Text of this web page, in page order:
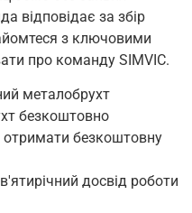
відповідає за збір
з ключовими
про команду SIMVIC.
металобрухт
безкоштовно
безкоштовну
досвід роботи